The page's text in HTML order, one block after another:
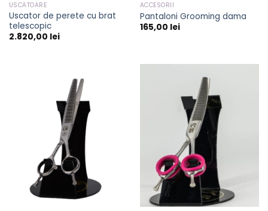
USCATOARE
Uscator de perete cu brat
telescopic
2.820,00 lei
ACCESORII
Pantaloni Grooming dama
165,00 lei